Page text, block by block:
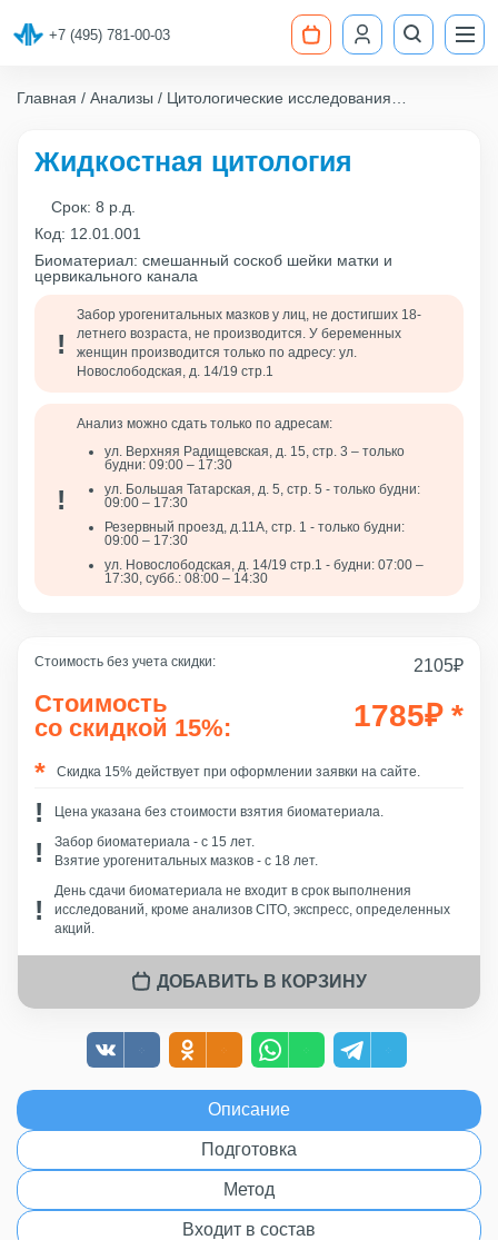
+7 (495) 781-00-03
Главная Анализы
Цитологические исследования
Стоимость без учета скидки: 2105₽
Стоимость
со скидкой 15%:
1785₽ *
Скидка 15% действует при оформлении заявки на сайте.
Цена указана без стоимости взятия биоматериала.
Забор биоматериала - c 15 лет.
Взятие урогенитальных мазков - с 18 лет.
День сдачи биоматериала не входит в срок выполнения
исследований, кроме анализов CITO, экспресс, определенных
акций.
ДОБАВИТЬ В КОРЗИНУ
Жидкостная цитология
Срок: 8 р.д.
Код: 12.01.001
Биоматериал: смешанный соскоб шейки матки и
цервикального канала
Забор урогенитальных мазков у лиц, не достигших 18-
летнего возраста, не производится. У беременных
женщин производится только по адресу: ул.
Новослободская, д. 14/19 стр.1
Анализ можно сдать только по адресам:
ул. Верхняя Радищевская, д. 15, стр. 3 – только
будни: 09:00 – 17:30
ул. Большая Татарская, д. 5, стр. 5 - только будни:
09:00 – 17:30
Резервный проезд, д.11А, стр. 1 - только будни:
09:00 – 17:30
ул. Новослободская, д. 14/19 стр.1 - будни: 07:00 –
17:30, субб.: 08:00 – 14:30
Описание
Подготовка
Метод
Входит в состав